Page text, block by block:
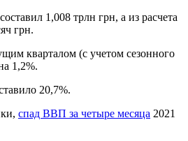
1,008 трлн грн, а из расчета
грн.
кварталом (с учетом сезонного
1,2%.
20,7%.
спад ВВП за четыре месяца 2021